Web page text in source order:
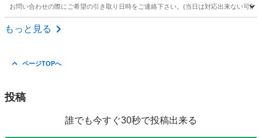
お問い合わせの際にご希望の引き取り日時をご連絡下さい。(当日は対応出来ない可
奈良 橿原市
もっと見る
ページTOPへ
投稿
誰でも今すぐ30秒で投稿出来る